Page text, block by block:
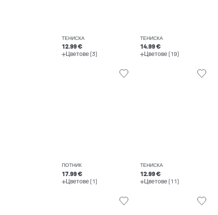
ТЕНИСКА
12.99 €
Цветове (3)
ТЕНИСКА
14.99 €
Цветове (19)
ПОТНИК
17.99 €
Цветове (1)
ТЕНИСКА
12.99 €
Цветове (11)